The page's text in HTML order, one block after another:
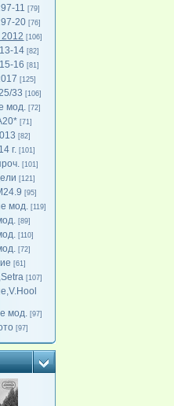
11 [79]
20 [76]
[106]
14 [82]
16 [81]
[125]
33 [106]
мод. [72]
[71]
[82]
г. [101]
[101]
[121]
[95]
мод. [119]
[89]
[110]
[72]
[61]
[107]
мод. [97]
[97]